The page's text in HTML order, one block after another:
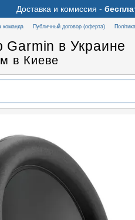
Доставка и комиссия -
команда Публичный договор (оферта)
в Украине
в Киеве